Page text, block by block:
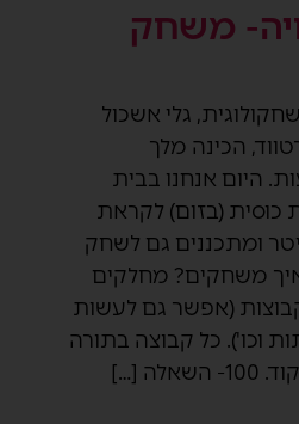
משחק
גלי אשכול
הכינה מלך
היום אנחנו בבית
(בזום) לקראת
ומתכננים גם לשחק
משחקים? מחלקים
(אפשר גם לעשות
וכו'). כל קבוצה בתורה
[…]